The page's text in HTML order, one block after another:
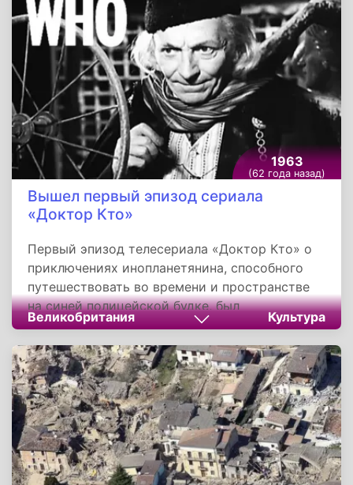
вершиной его творчества как прозаика.
1963
(62 года назад)
Вышел первый эпизод сериала
«Доктор Кто»
Первый эпизод телесериала «Доктор Кто» о
приключениях инопланетянина, способного
путешествовать во времени и пространстве
на синей полицейской будке, был
продемонстрирован на канале ВВС 23 ноября
1963 года. Всего было создано 26 сезонов
сериала. Благодаря предусмотренной по
сюжету способности главного героя
регенерировать при получении смертельных
повреждений создатели получили
возможность менять исполнителя главной
роли, что сделало сериал - в теории -
бесконечным.
Великобритания Культура